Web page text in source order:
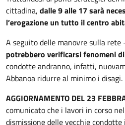
cittadina, dalle 9 alle 17 sarà
l’erogazione un tutto il centro
A seguito delle manovre sulla rete
potrebbero verificarsi fenomeni
condotte andranno, infatti,
Abbanoa ridurre al minimo i disagi.
AGGIORNAMENTO DEL 23
comunicato che i lavori in corso
dismissione delle vecchie